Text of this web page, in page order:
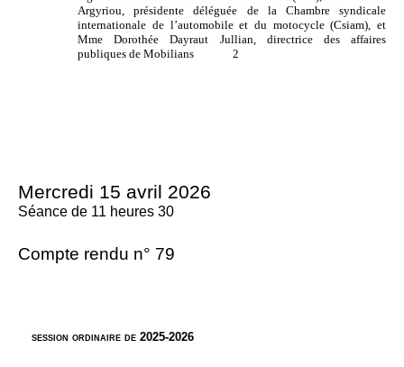
Argyriou, présidente déléguée de la Chambre syndicale
internationale de l’automobile et du motocycle (Csiam), et
Mme Dorothée Dayraut Jullian, directrice des affaires
publiques de Mobilians
2
Mercredi 15 avril 2026
Séance de 11 heures 30
Compte rendu n° 79
session ordinaire de 2025-2026